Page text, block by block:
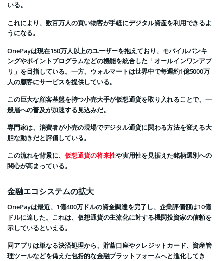
いる。
これにより、数百万人の買い物客が手軽にデジタル資産を利用できるよ
うになる。
OnePayは現在150万人以上のユーザーを抱えており、モバイルバンキ
ングやポイントプログラムなどの機能を統合した「オールインワンアプ
リ」を目指している。一方、ウォルマートは世界中で毎週約1億5000万
人の顧客にサービスを提供している。
この巨大な顧客基盤を持つ小売大手が仮想通貨を取り入れることで、一
般層への普及が加速する見込みだ。
専門家は、消費者が小売の現場でデジタル通貨に関わる方法を変える大
胆な動きだと評価している。
この流れを背景に、 仮想通貨の将来性や実用性を見据えた銘柄選別への
関心が高まっている。
金融エコシステムの拡大
OnePayは最近、1億400万ドルの資金調達を完了し、企業評価額は10億
ドルに達した。これは、仮想通貨の主流化に対する機関投資家の信頼を
示しているといえる。
同アプリは単なる決済処理から、貯蓄口座やクレジットカード、資産管
理ツールなどを備えた包括的な金融プラットフォームへと進化してき